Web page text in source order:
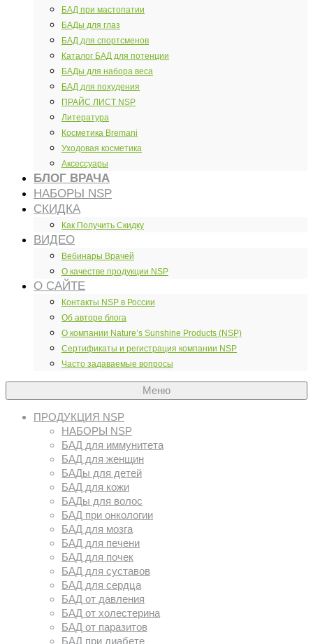
БАД при мастопатии
БАДы для глаз
БАД для спортсменов
Каталог БАД для потенции
БАДы для набора веса
БАД для похудения
ПРАЙС ЛИСТ NSP
Литература
Косметика Bremani
Уходовая косметика
Аксессуары
БЛОГ ВРАЧА
НАБОРЫ NSP
СКИДКА
Как Получить Скидку
ВИДЕО
Вебинары Врачей
О качестве продукции NSP
О САЙТЕ
Контакты NSP в России
Об авторе блога
О компании Nature’s Sunshine Products (NSP)
Сертификаты и регистрация компании NSP
Часто задаваемые вопросы
Меню
ПРОДУКЦИЯ NSP
НАБОРЫ NSP
БАД для иммунитета
БАД для женщин
БАДы для детей
БАД для кожи
БАДы для волос
БАД при онкологии
БАД для мозга
БАД для печени
БАД для почек
БАД для суставов
БАД для сердца
БАД от давления
БАД от холестерина
БАД от паразитов
БАД при диабете